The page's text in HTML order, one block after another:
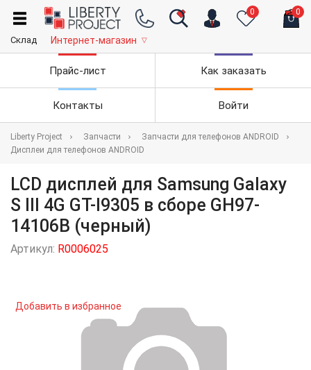
0 0
Склад Интернет-магазин ▽
Прайс-лист Как заказать
Контакты Войти
Liberty Project Запчасти
Запчасти для телефонов ANDROID
Дисплеи для телефонов ANDROID
LCD дисплей для Samsung Galaxy
S III 4G GT-I9305 в сборе GH97-
14106B (черный)
Артикул: R0006025
Добавить в избранное